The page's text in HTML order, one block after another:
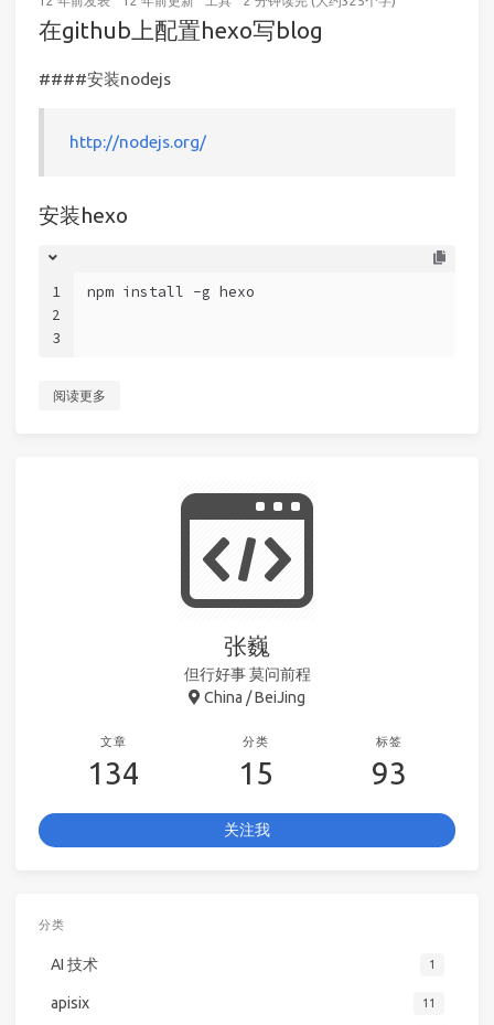
在github上配置hexo写blog
####安装nodejs
http://nodejs.org/
安装hexo
1
2
3
npm install -g hexo
阅读更多
张巍
但行好事 莫问前程
China / BeiJing
文章
134
分类
15
标签
93
关注我
分类
AI 技术 1
apisix 11